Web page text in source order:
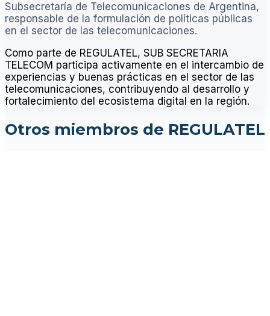
Subsecretaría de Telecomunicaciones de Argentina,
responsable de la formulación de políticas públicas
en el sector de las telecomunicaciones.
Como parte de REGULATEL, SUB SECRETARIA
TELECOM participa activamente en el intercambio de
experiencias y buenas prácticas en el sector de las
telecomunicaciones, contribuyendo al desarrollo y
fortalecimiento del ecosistema digital en la región.
Otros miembros de REGULATEL